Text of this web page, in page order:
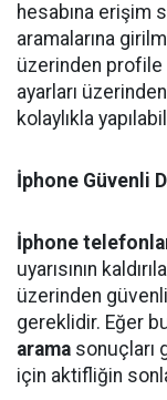
hesabına erişim
aramalarına
üzerinden
ayarları
kolaylıkla
İphone Güvenli
İphone
uyarısının
üzerinden güvenli
gereklidir. Eğer
arama sonuçları
için aktifliğin